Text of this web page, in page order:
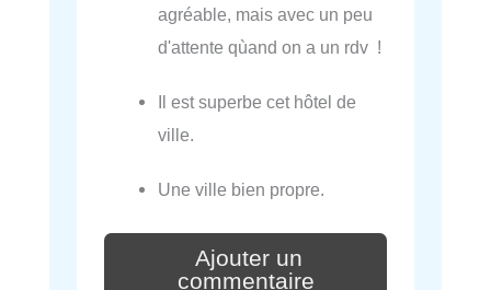
agréable, mais avec un peu
d'attente qùand on a un rdv !
Il est superbe cet hôtel de
ville.
Une ville bien propre.
Ajouter un
commentaire